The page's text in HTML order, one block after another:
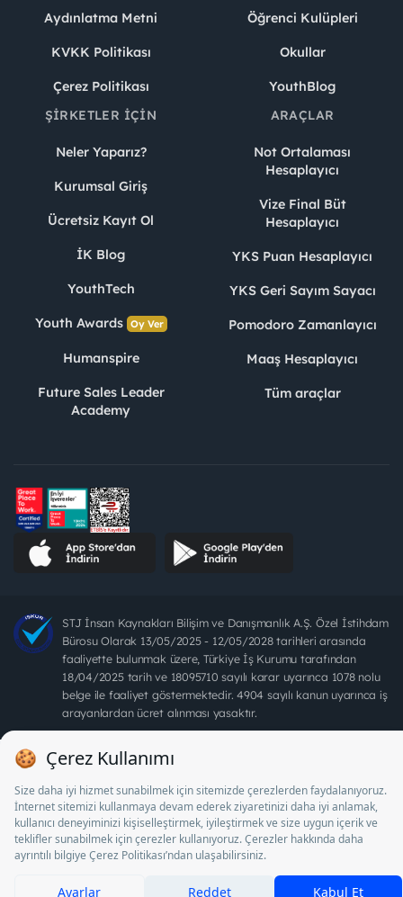
Aydınlatma Metni
KVKK Politikası
Çerez Politikası
Öğrenci Kulüpleri
Okullar
YouthBlog
ŞIRKETLER İÇIN
Neler Yaparız?
Kurumsal Giriş
Ücretsiz Kayıt Ol
İK Blog
YouthTech
Youth Awards Oy Ver
Humanspire
Future Sales Leader
Academy
ARAÇLAR
Not Ortalaması
Hesaplayıcı
Vize Final Büt
Hesaplayıcı
YKS Puan Hesaplayıcı
YKS Geri Sayım Sayacı
Pomodoro Zamanlayıcı
Maaş Hesaplayıcı
Tüm araçlar
STJ İnsan Kaynakları Bilişim ve Danışmanlık A.Ş. Özel İstihdam
Bürosu Olarak 13/05/2025 - 12/05/2028 tarihleri arasında
faaliyette bulunmak üzere, Türkiye İş Kurumu tarafından
18/04/2025 tarih ve 18095710 sayılı karar uyarınca 1078 nolu
belge ile faaliyet göstermektedir. 4904 sayılı kanun uyarınca iş
arayanlardan ücret alınması yasaktır.